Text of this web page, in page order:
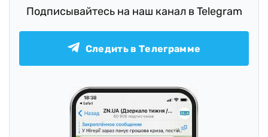
Подписывайтесь на наш канал в Telegram
Следить в Телеграмме